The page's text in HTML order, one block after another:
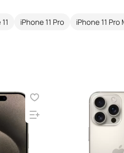
iPhone 11 Pro iPhone 11 Pro